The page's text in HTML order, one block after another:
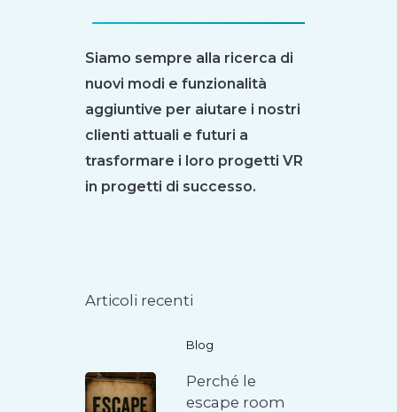
Siamo sempre alla ricerca di
nuovi modi e funzionalità
aggiuntive per aiutare i nostri
clienti attuali e futuri a
trasformare i loro progetti VR
in progetti di successo.
Articoli recenti
Blog
Perché le
escape room